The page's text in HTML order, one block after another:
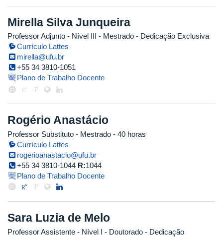
Mirella Silva Junqueira
Professor Adjunto - Nível III - Mestrado - Dedicação Exclusiva
Currículo Lattes
mirella@ufu.br
+55 34 3810-1051
Plano de Trabalho Docente
Rogério Anastácio
Professor Substituto - Mestrado - 40 horas
Currículo Lattes
rogerioanastacio@ufu.br
+55 34 3810-1044 R:1044
Plano de Trabalho Docente
Sara Luzia de Melo
Professor Assistente - Nível I - Doutorado - Dedicação